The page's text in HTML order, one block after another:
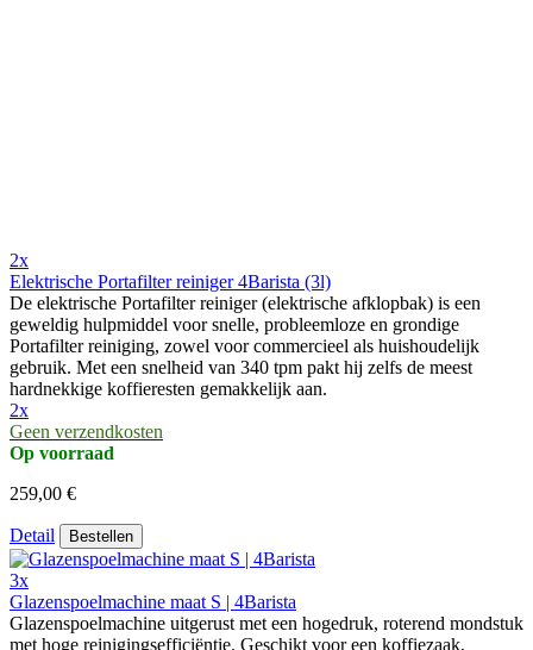
2x
Elektrische Portafilter reiniger 4Barista (3l)
De elektrische Portafilter reiniger (elektrische afklopbak) is een
geweldig hulpmiddel voor snelle, probleemloze en grondige
Portafilter reiniging, zowel voor commercieel als huishoudelijk
gebruik. Met een snelheid van 340 tpm pakt hij zelfs de meest
hardnekkige koffieresten gemakkelijk aan.
2x
Geen verzendkosten
Op voorraad
259,00 €
Detail Bestellen
3x
Glazenspoelmachine maat S | 4Barista
Glazenspoelmachine uitgerust met een hogedruk, roterend mondstuk
met hoge reinigingsefficiëntie. Geschikt voor een koffiezaak,